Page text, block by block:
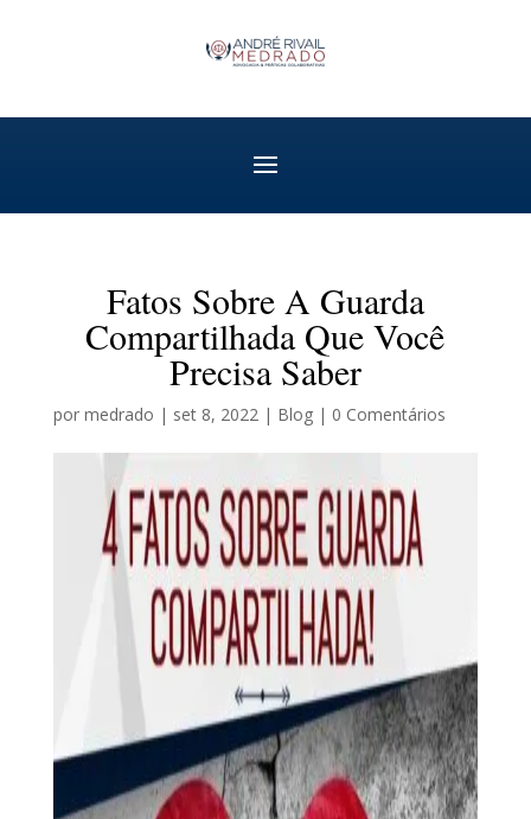
Fatos Sobre A Guarda
Compartilhada Que Você
Precisa Saber
por medrado | set 8, 2022| Blog| 0 Comentários